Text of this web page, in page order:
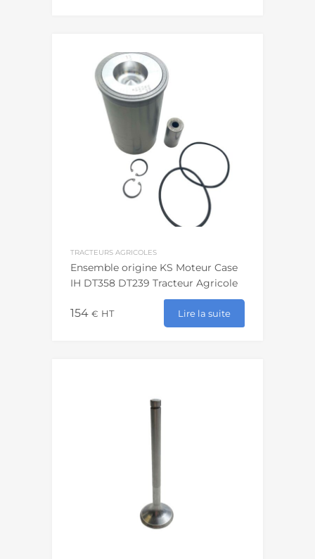
TRACTEURS AGRICOLES
Ensemble origine KS Moteur Case
IH DT358 DT239 Tracteur Agricole
154 € HT Lire la suite